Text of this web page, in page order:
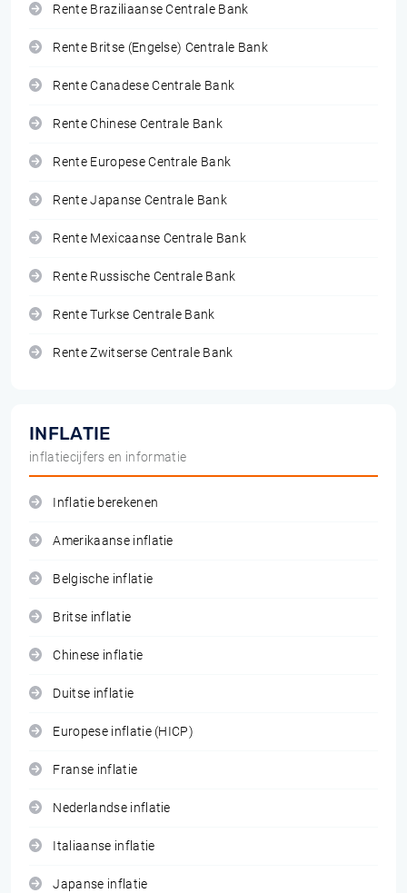
Rente Braziliaanse Centrale Bank
Rente Britse (Engelse) Centrale Bank
Rente Canadese Centrale Bank
Rente Chinese Centrale Bank
Rente Europese Centrale Bank
Rente Japanse Centrale Bank
Rente Mexicaanse Centrale Bank
Rente Russische Centrale Bank
Rente Turkse Centrale Bank
Rente Zwitserse Centrale Bank
INFLATIE
inflatiecijfers en informatie
Inflatie berekenen
Amerikaanse inflatie
Belgische inflatie
Britse inflatie
Chinese inflatie
Duitse inflatie
Europese inflatie (HICP)
Franse inflatie
Nederlandse inflatie
Italiaanse inflatie
Japanse inflatie